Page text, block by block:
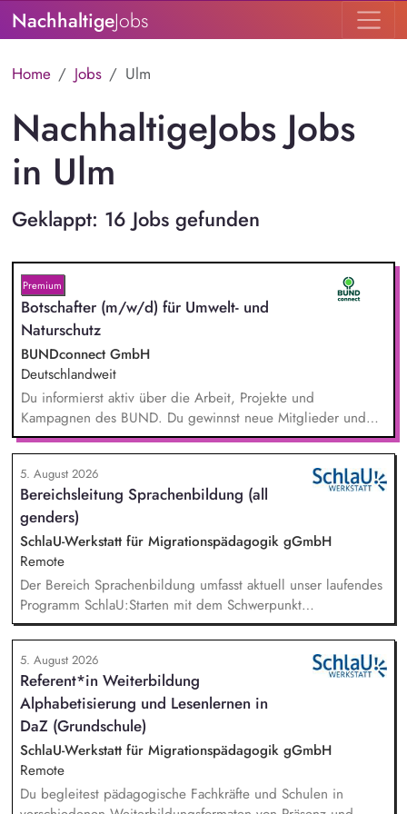
NachhaltigeJobs
Home Jobs Ulm
NachhaltigeJobs Jobs
in Ulm
Geklappt: 16 Jobs gefunden
Premium
Botschafter (m/w/d) für Umwelt- und
Naturschutz
BUNDconnect GmbH
Deutschlandweit
Du informierst aktiv über die Arbeit, Projekte und
Kampagnen des BUND. Du gewinnst neue Mitglieder und
stärkst damit langfristig den Umwelt- und Naturschutz. Du
beantwortest Fragen zu Umwelt-, Arten- und Klimaschutz nach
bestem Wissen und Gewissen. Du unterstützt Kampagnen
und Aktionen, beispielsweise durch das Sammeln von
Unterschriften für Petitionen.
5. August 2026
Bereichsleitung Sprachenbildung (all
genders)
SchlaU-Werkstatt für Migrationspädagogik gGmbH
Remote
Der Bereich Sprachenbildung umfasst aktuell unser laufendes
Programm SchlaU:Starten mit dem Schwerpunkt
"Alphabetisierung in DaZ für die Grundschule" sowie
zukünftig weitere auf Unterrichtsmaterial bezogene Projekte
mit den Schwerpunkten sprachensensibles und
rassismuskritisches Deutschlernen von der Grundschule bis in
die Berufliche Bildung. Der Bereich Sprachenbildung
entwickelt in seinen Projekten dazu zielgruppengerechte und
innovative Unterrichtsmaterialien und begleitet pädagogische
Fachkräfte mit daran angeschlossenen
Weiterbildungsangeboten online wie offline.
5. August 2026
Referent*in Weiterbildung
Alphabetisierung und Lesenlernen in
DaZ (Grundschule)
SchlaU-Werkstatt für Migrationspädagogik gGmbH
Remote
Du begleitest pädagogische Fachkräfte und Schulen in